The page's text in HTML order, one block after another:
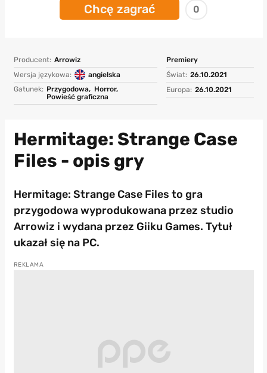
Chcę zagrać 0
Producent: Arrowiz
Wersja językowa:
angielska
Gatunek: Przygodowa, Horror,
Powieść graficzna
Premiery
Świat: 26.10.2021
Europa: 26.10.2021
Hermitage: Strange Case
Files - opis gry
Hermitage: Strange Case Files to gra
przygodowa wyprodukowana przez studio
Arrowiz i wydana przez Giiku Games. Tytuł
ukazał się na PC.